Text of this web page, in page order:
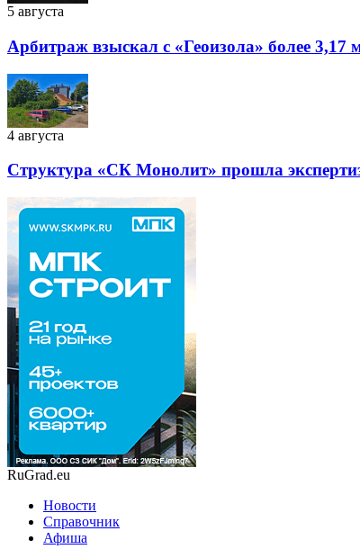
5 августа
Арбитраж взыскал с «Геоизола» более
4 августа
Структура «СК Монолит» прошла
RuGrad.eu
Новости
Справочник
Афиша